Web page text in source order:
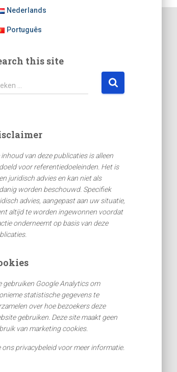
Nederlands
Português
this site
…
inhoud van deze publicaties is alleen
voor referentiedoeleinden. Het is
juridisch advies en kan niet als
worden beschouwd. Specifiek
advies, aangepast aan uw situatie,
altijd te worden ingewonnen voordat
onderneemt op basis van deze
gebruiken Google Analytics om
statistische gegevens te
over hoe bezoekers deze
gebruiken. Deze site maakt geen
van marketing cookies.
ons privacybeleid voor meer informatie.